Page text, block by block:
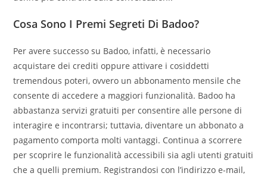
Cosa Sono I Premi Segreti Di Badoo?
Per avere successo su Badoo, infatti, è necessario
acquistare dei crediti oppure attivare i cosiddetti
tremendous poteri, ovvero un abbonamento mensile che
consente di accedere a maggiori funzionalità. Badoo ha
abbastanza servizi gratuiti per consentire alle persone di
interagire e incontrarsi; tuttavia, diventare un abbonato a
pagamento comporta molti vantaggi. Continua a scorrere
per scoprire le funzionalità accessibili sia agli utenti gratuiti
che a quelli premium. Registrandosi con l’indirizzo e-mail,